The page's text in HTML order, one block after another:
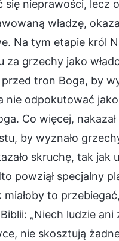
się nieprawości, lecz
władzę,
Na tym etapie król
za grzechy jako
tron Boga, by
nie odpokutować
Co więcej,
by wyznało
skruchę, tak jak
powziął specjalny
miałoby to
„Niech ludzie ani
nie skosztują